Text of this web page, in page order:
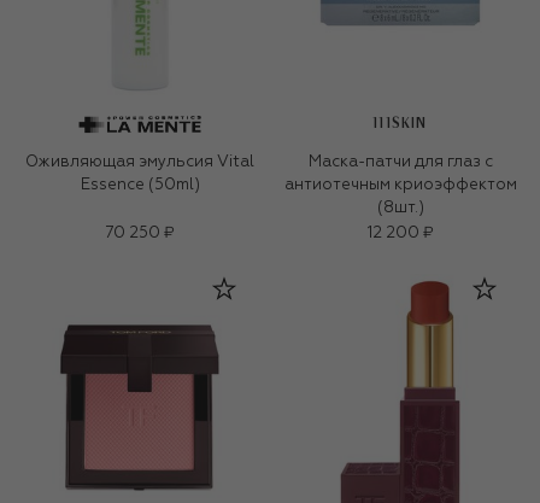
Оживляющая эмульсия Vital
Essence (50ml)
70 250 ₽
111SKIN
Маска-патчи для глаз с
антиотечным криоэффектом
(8шт.)
12 200 ₽